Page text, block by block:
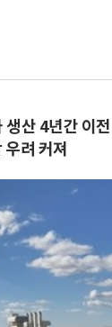
산 4년간 이전
려 커져